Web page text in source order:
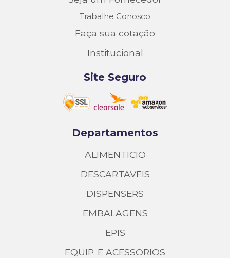
Trabalhe Conosco
Faça sua cotação
Institucional
Site Seguro
Departamentos
ALIMENTICIO
DESCARTAVEIS
DISPENSERS
EMBALAGENS
EPIS
EQUIP. E ACESSORIOS